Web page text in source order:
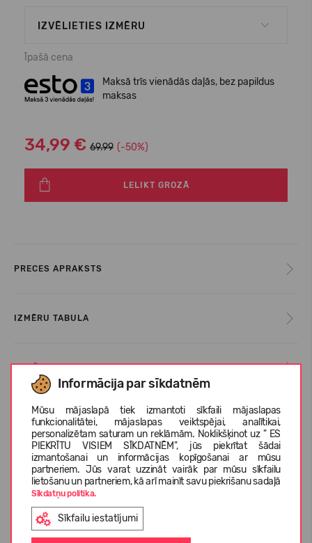
Informācija par sīkdatnēm
Mūsu mājaslapā tiek izmantoti sīkfaili mājaslapas
funkcionalitātei, mājaslapas veiktspējai, analītikai,
personalizētam saturam un reklāmām. Noklikšķinot uz " ES
PIEKRĪTU VISIEM SĪKDATNĒM", jūs piekrītat šādai
izmantošanai un informācijas kopīgošanai ar mūsu
partneriem. Jūs varat uzzināt vairāk par mūsu sīkfailu
lietošanu un partneriem, kā arī mainīt savu piekrišanu sadaļā
Sīkdatņu politika.
Sīkfailu iestatījumi
IZVĒLIETIES IZMĒRU
Īpašā cena
Maksā trīs vienādās daļās, bez papildus
maksas
34,99 € 69.99 (-50%)
LELIKT GROZĀ
PRECES APRAKSTS
IZMĒRU TABULA
KOPŠANAS INSTRUKCIJAS
PAR TOMS
KLIENTU ATSAUKSMES (0)
Līdzīgas preces